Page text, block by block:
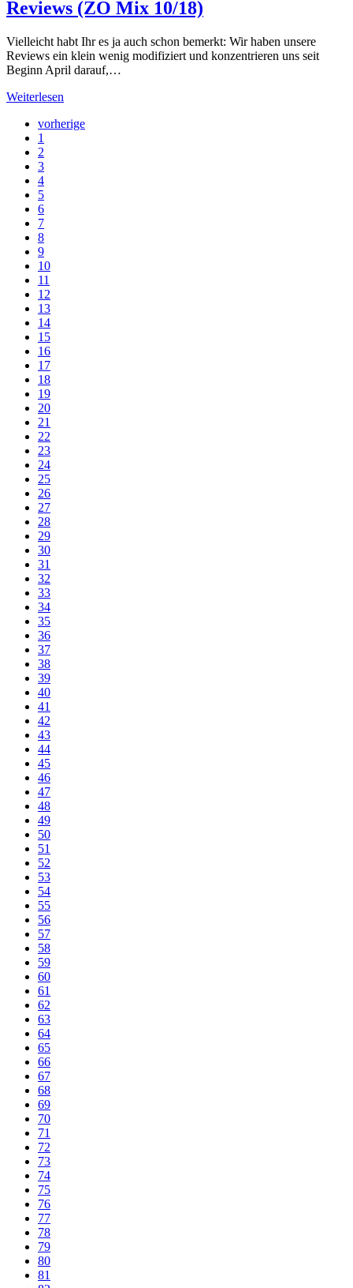
Reviews (ZO Mix 10/18)
Vielleicht habt Ihr es ja auch schon bemerkt: Wir haben unsere
Reviews ein klein wenig modifiziert und konzentrieren uns seit
Beginn April darauf,…
Weiterlesen
vorherige
1
2
3
4
5
6
7
8
9
10
11
12
13
14
15
16
17
18
19
20
21
22
23
24
25
26
27
28
29
30
31
32
33
34
35
36
37
38
39
40
41
42
43
44
45
46
47
48
49
50
51
52
53
54
55
56
57
58
59
60
61
62
63
64
65
66
67
68
69
70
71
72
73
74
75
76
77
78
79
80
81